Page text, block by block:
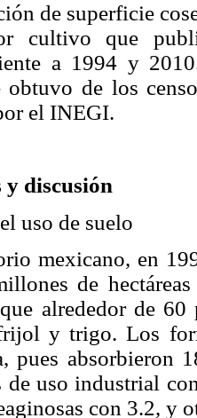
de superficie
cultivo que
a 1994 y
obtuvo de los
el INEGI.
y discusión
uso de suelo
mexicano, en
de
alrededor de
y trigo. Los
pues absorbieron
uso industrial
con 3.2, y